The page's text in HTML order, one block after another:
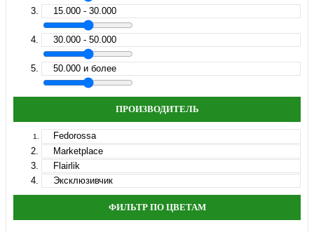
15.000 - 30.000
30.000 - 50.000
50.000 и более
ПРОИЗВОДИТЕЛЬ
Fedorossa
Marketplace
Flairlik
Эксклюзивчик
ФИЛЬТР ПО ЦВЕТАМ